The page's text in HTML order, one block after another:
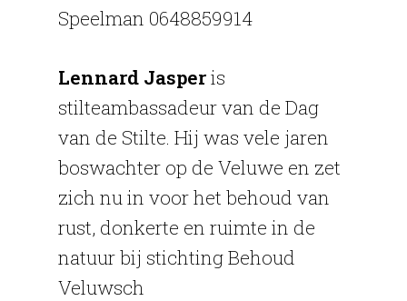
Speelman 0648859914
Lennard Jasperis
stilteambassadeur van de Dag
van de Stilte. Hij was vele jaren
boswachter op de Veluwe en zet
zich nu in voor het behoud van
rust, donkerte en ruimte in de
natuur bij stichting Behoud
Veluwsch